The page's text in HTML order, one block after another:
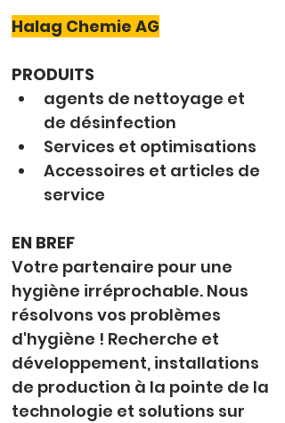
Halag Chemie AG
PRODUITS
agents de nettoyage et
de désinfection
Services et optimisations
Accessoires et articles de
service
EN BREF
Votre partenaire pour une
hygiène irréprochable. Nous
résolvons vos problèmes
d'hygiène ! Recherche et
développement, installations
de production à la pointe de la
technologie et solutions sur